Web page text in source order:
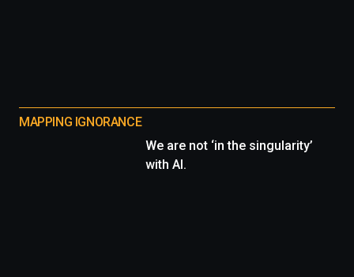
MAPPING IGNORANCE
We are not ‘in the singularity’
with AI.